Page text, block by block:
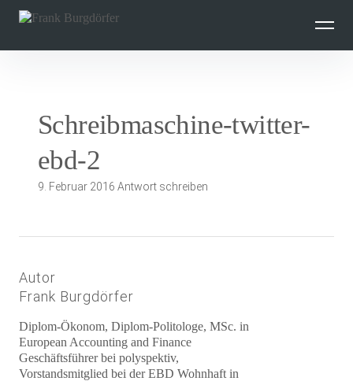
überspringen
Schreibmaschine-twitter-
ebd-2
9. Februar 2016 Antwort schreiben
Autor
Frank Burgdörfer
Diplom-Ökonom, Diplom-Politologe, MSc. in
European Accounting and Finance
Geschäftsführer bei polyspektiv,
Vorstandsmitglied bei der EBD Wohnhaft in